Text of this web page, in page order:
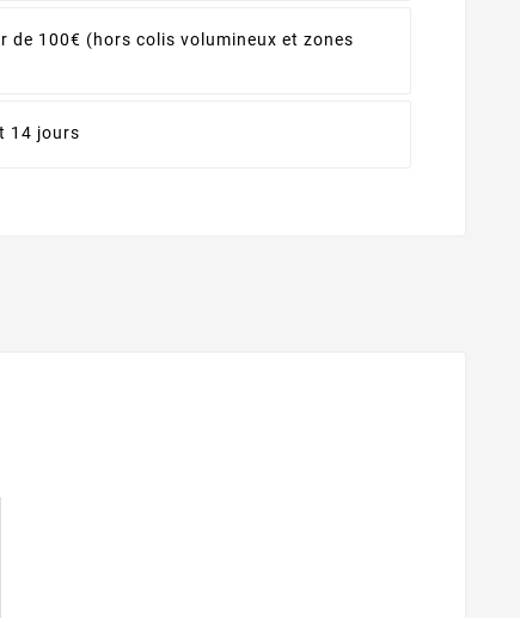
100€ (hors colis volumineux et zones
14 jours